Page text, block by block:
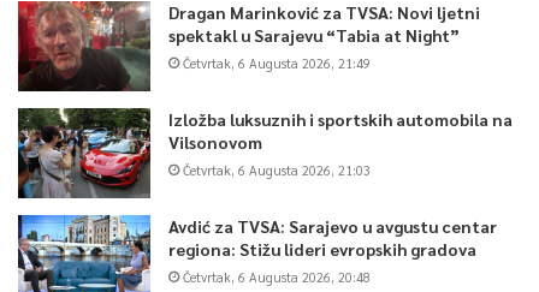
Dragan Marinković za TVSA: Novi ljetni
spektakl u Sarajevu “Tabia at Night”
Četvrtak, 6 Augusta 2026, 21:49
Izložba luksuznih i sportskih automobila na
Vilsonovom
Četvrtak, 6 Augusta 2026, 21:03
Avdić za TVSA: Sarajevo u avgustu centar
regiona: Stižu lideri evropskih gradova
Četvrtak, 6 Augusta 2026, 20:48